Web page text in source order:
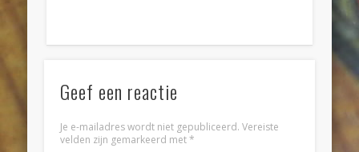
Geef een reactie
Je e-mailadres wordt niet gepubliceerd. Vereiste
velden zijn gemarkeerd met*